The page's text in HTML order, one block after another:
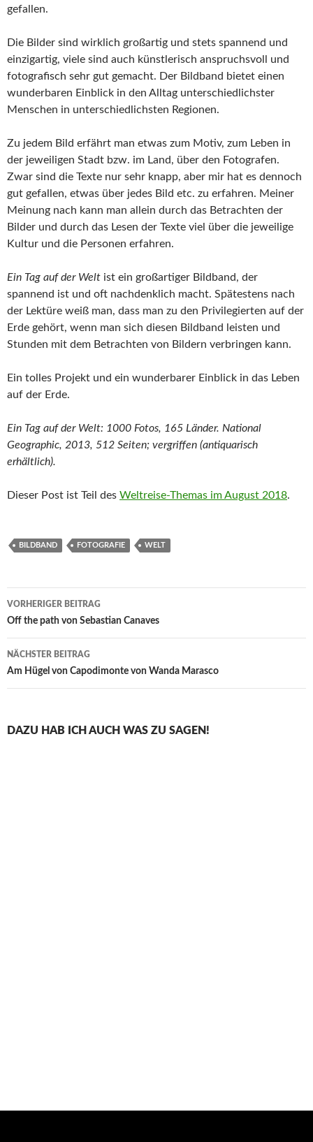
gefallen.
Die Bilder sind wirklich großartig und stets spannend und
einzigartig, viele sind auch künstlerisch anspruchsvoll und
fotografisch sehr gut gemacht. Der Bildband bietet einen
wunderbaren Einblick in den Alltag unterschiedlichster
Menschen in unterschiedlichsten Regionen.
Zu jedem Bild erfährt man etwas zum Motiv, zum Leben in
der jeweiligen Stadt bzw. im Land, über den Fotografen.
Zwar sind die Texte nur sehr knapp, aber mir hat es dennoch
gut gefallen, etwas über jedes Bild etc. zu erfahren. Meiner
Meinung nach kann man allein durch das Betrachten der
Bilder und durch das Lesen der Texte viel über die jeweilige
Kultur und die Personen erfahren.
Ein Tag auf der Welt ist ein großartiger Bildband, der
spannend ist und oft nachdenklich macht. Spätestens nach
der Lektüre weiß man, dass man zu den Privilegierten auf der
Erde gehört, wenn man sich diesen Bildband leisten und
Stunden mit dem Betrachten von Bildern verbringen kann.
Ein tolles Projekt und ein wunderbarer Einblick in das Leben
auf der Erde.
Ein Tag auf der Welt: 1000 Fotos, 165 Länder. National
Geographic, 2013, 512 Seiten; vergriffen (antiquarisch
erhältlich).
Dieser Post ist Teil des Weltreise-Themas im August 2018.
BILDBAND FOTOGRAFIE WELT
Beitragsnavigation
VORHERIGER BEITRAG
Off the path von Sebastian Canaves
NÄCHSTER BEITRAG
Am Hügel von Capodimonte von Wanda Marasco
DAZU HAB ICH AUCH WAS ZU SAGEN!